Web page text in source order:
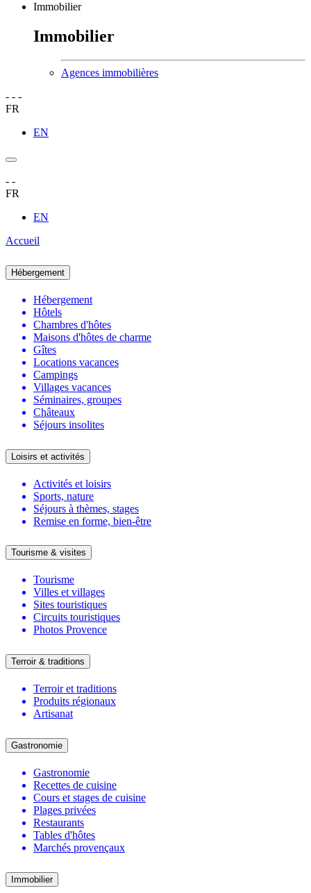
Immobilier
Immobilier
Agences immobilières
- - -
FR
EN
- -
FR
EN
Accueil
Hébergement
Hébergement
Hôtels
Chambres d'hôtes
Maisons d'hôtes de charme
Gîtes
Locations vacances
Campings
Villages vacances
Séminaires, groupes
Châteaux
Séjours insolites
Loisirs et activités
Activités et loisirs
Sports, nature
Séjours à thèmes, stages
Remise en forme, bien-être
Tourisme & visites
Tourisme
Villes et villages
Sites touristiques
Circuits touristiques
Photos Provence
Terroir & traditions
Terroir et traditions
Produits régionaux
Artisanat
Gastronomie
Gastronomie
Recettes de cuisine
Cours et stages de cuisine
Plages privées
Restaurants
Tables d'hôtes
Marchés provençaux
Immobilier